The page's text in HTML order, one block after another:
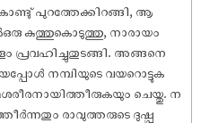
പുറത്തേക്കിറങ്ങി, ആ
കുത്തുകൊടുത്തു, നാരായം
പ്രവഹിച്ചുതുടങ്ങി. അങ്ങനെ
നമ്പിയുടെ വയറൊട്ടുക
ചെയ്തു. ന
രാവുത്തരുടെ ദു‌ഷ്പ്ര